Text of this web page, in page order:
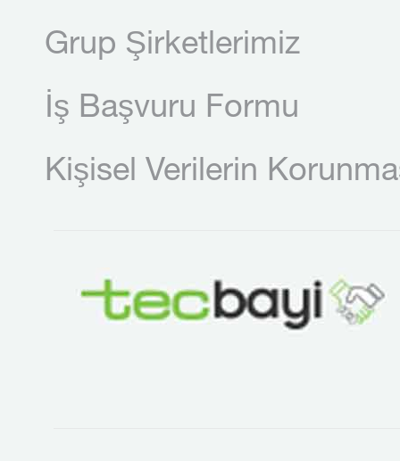
Grup Şirketlerimiz
İş Başvuru Formu
Kişisel Verilerin